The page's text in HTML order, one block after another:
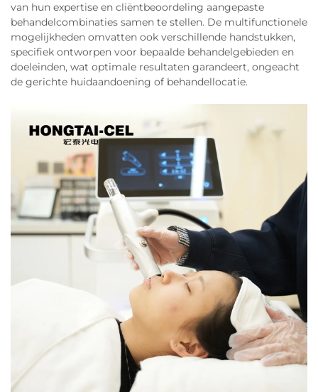
van hun expertise en cliëntbeoordeling aangepaste
behandelcombinaties samen te stellen. De multifunctionele
mogelijkheden omvatten ook verschillende handstukken,
specifiek ontworpen voor bepaalde behandelgebieden en
doeleinden, wat optimale resultaten garandeert, ongeacht
de gerichte huidaandoening of behandellocatie.